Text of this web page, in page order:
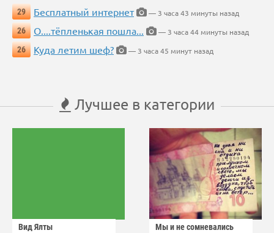
29
Бесплатный интернет
— 3 часа 43 минуты назад
26
О....тёпленькая пошла...
— 3 часа 44 минуты назад
26
Куда летим шеф? — 3 часа 45 минут назад
Лучшее в категории
Вид Ялты Мы и не сомневались